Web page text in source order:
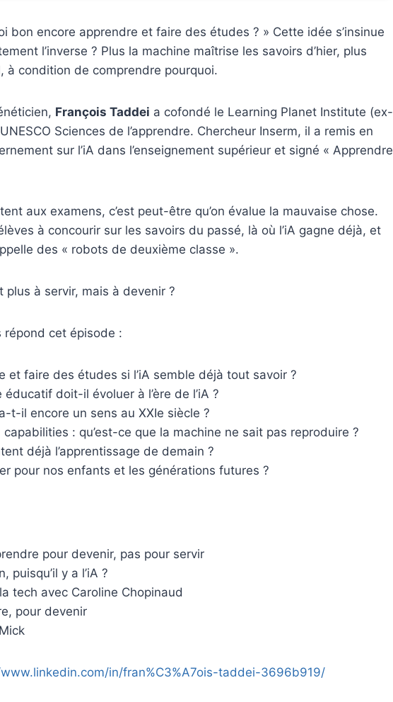
bon encore apprendre et faire des études ? » Cette idée s’insinue
l’inverse ? Plus la machine maîtrise les savoirs d’hier, plus
à condition de comprendre pourquoi.
François Taddei a cofondé le Learning Planet Institute (ex-
Sciences de l’apprendre. Chercheur Inserm, il a remis en
sur l’iA dans l’enseignement supérieur et signé « Apprendre
aux examens, c’est peut-être qu’on évalue la mauvaise chose.
à concourir sur les savoirs du passé, là où l’iA gagne déjà, et
des « robots de deuxième classe ».
plus à servir, mais à devenir ?
répond cet épisode :
et faire des études si l’iA semble déjà tout savoir ?
doit-il évoluer à l’ère de l’iA ?
t-il encore un sens au XXIe siècle ?
: qu’est-ce que la machine ne sait pas reproduire ?
déjà l’apprentissage de demain ?
pour nos enfants et les générations futures ?
pour devenir, pas pour servir
puisqu’il y a l’iA ?
tech avec Caroline Chopinaud
pour devenir
in/fran%C3%A7ois-taddei-3696b919/